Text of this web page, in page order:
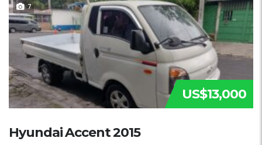
7
US$13,000
Hyundai Accent 2015